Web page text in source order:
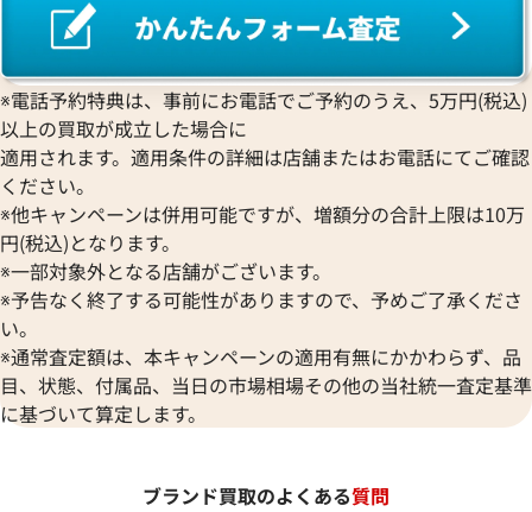
※電話予約特典は、事前にお電話でご予約のうえ、5万円(税込)
以上の買取が成立した場合に
適用されます。適用条件の詳細は店舗またはお電話にてご確認
ください。
※他キャンペーンは併用可能ですが、増額分の合計上限は10万
円(税込)となります。
※一部対象外となる店舗がございます。
※予告なく終了する可能性がありますので、予めご了承くださ
い。
※通常査定額は、本キャンペーンの適用有無にかかわらず、品
目、状態、付属品、当日の市場相場その他の当社統一査定基準
に基づいて算定します。
ブランド買取のよくある質問